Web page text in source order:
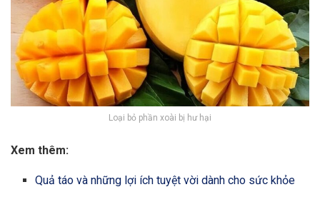
Loại bỏ phần xoài bị hư hại
Xem thêm:
Quả táo và những lợi ích tuyệt vời dành cho sức khỏe